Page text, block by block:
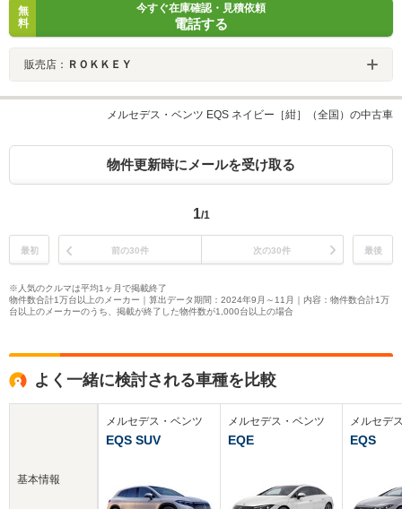
無
料
今すぐ在庫確認・見積依頼
電話する
販売店： ＲＯＫＫＥＹ
メルセデス・ベンツ EQS ネイビー［紺］（全国）の中古車
物件更新時にメールを受け取る
1/1
最初 前の30件 次の30件 最後
※人気のクルマは平均1ヶ月で掲載終了
物件数合計1万台以上のメーカー｜算出データ期間：2024年9月～11月｜内容：物件数合計1万
台以上のメーカーのうち、掲載が終了した物件数が1,000台以上の場合
よく一緒に検討される車種を比較
基本情報
メルセデス・ベンツ
EQS SUV
メルセデス・ベンツ
EQE
メルセデ
EQS